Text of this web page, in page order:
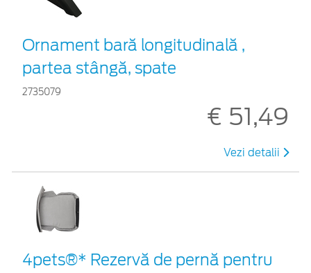
Ornament bară longitudinală ,
partea stângă, spate
2735079
€ 51,49
Vezi detalii
4pets®* Rezervă de pernă pentru